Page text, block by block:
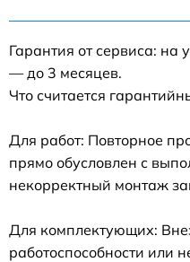
Гарантия от сервиса: на
— до 3 месяцев.
Что считается
Для работ: Повторное
прямо обусловлен с
некорректный монтаж
Для комплектующих:
работоспособности или